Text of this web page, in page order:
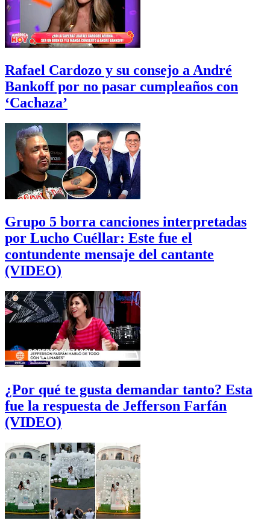
Rafael Cardozo y su consejo a André
Bankoff por no pasar cumpleaños con
‘Cachaza’
Grupo 5 borra canciones interpretadas
por Lucho Cuéllar: Este fue el
contundente mensaje del cantante
(VIDEO)
¿Por qué te gusta demandar tanto? Esta
fue la respuesta de Jefferson Farfán
(VIDEO)